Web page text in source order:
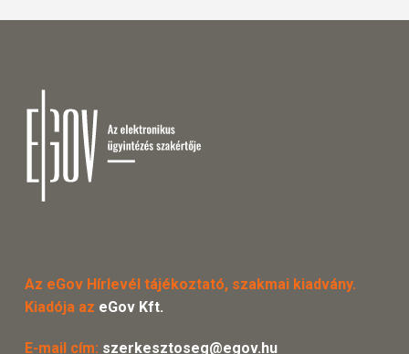
Az eGov Hírlevél tájékoztató, szakmai kiadvány.
Kiadója az eGov Kft.
E-mail cím: szerkesztoseg@egov.hu